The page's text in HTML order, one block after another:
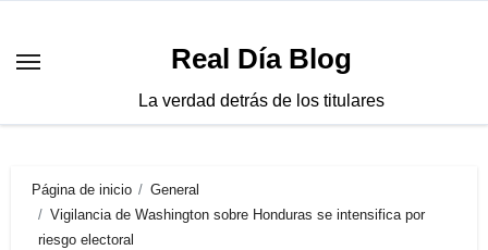
contenido
Real Día Blog
La verdad detrás de los titulares
Página de inicio
General
Vigilancia de Washington sobre Honduras se intensifica por
riesgo electoral